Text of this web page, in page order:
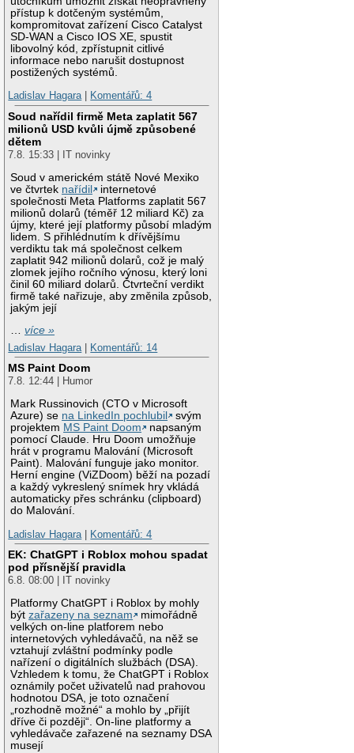
přístup k dotčeným systémům,
kompromitovat zařízení Cisco Catalyst
SD-WAN a Cisco IOS XE, spustit
libovolný kód, zpřístupnit citlivé
informace nebo narušit dostupnost
postižených systémů.
Ladislav Hagara| Komentářů: 4
Soud nařídil firmě Meta zaplatit 567
milionů USD kvůli újmě způsobené
dětem
7.8. 15:33 | IT novinky
Soud v americkém státě Nové Mexiko
ve čtvrtek nařídil
internetové
společnosti Meta Platforms zaplatit 567
milionů dolarů (téměř 12 miliard Kč) za
újmy, které její platformy působí mladým
lidem. S přihlédnutím k dřívějšímu
verdiktu tak má společnost celkem
zaplatit 942 milionů dolarů, což je malý
zlomek jejího ročního výnosu, který loni
činil 60 miliard dolarů. Čtvrteční verdikt
firmě také nařizuje, aby změnila způsob,
jakým její
…více »
Ladislav Hagara
Komentářů: 14
MS Paint Doom
7.8. 12:44 | Humor
Mark Russinovich (CTO v Microsoft
Azure) se na LinkedIn pochlubil
svým
projektem MS Paint Doom
napsaným
pomocí Claude. Hru Doom umožňuje
hrát v programu Malování (Microsoft
Paint). Malování funguje jako monitor.
Herní engine (ViZDoom) běží na pozadí
a každý vykreslený snímek hry vkládá
automaticky přes schránku (clipboard)
do Malování.
Ladislav Hagara | Komentářů: 4
EK: ChatGPT i Roblox mohou spadat
pod přísnější pravidla
6.8. 08:00 | IT novinky
Platformy ChatGPT i Roblox by mohly
býtzařazeny na seznam
mimořádně
velkých on-line platforem nebo
internetových vyhledávačů, na něž se
vztahují zvláštní podmínky podle
nařízení o digitálních službách (DSA).
Vzhledem k tomu, že ChatGPT i Roblox
oznámily počet uživatelů nad prahovou
hodnotou DSA, je toto označení
„rozhodně možné“ a mohlo by „přijít
dříve či později“. On-line platformy a
vyhledávače zařazené na seznamy DSA
musejí